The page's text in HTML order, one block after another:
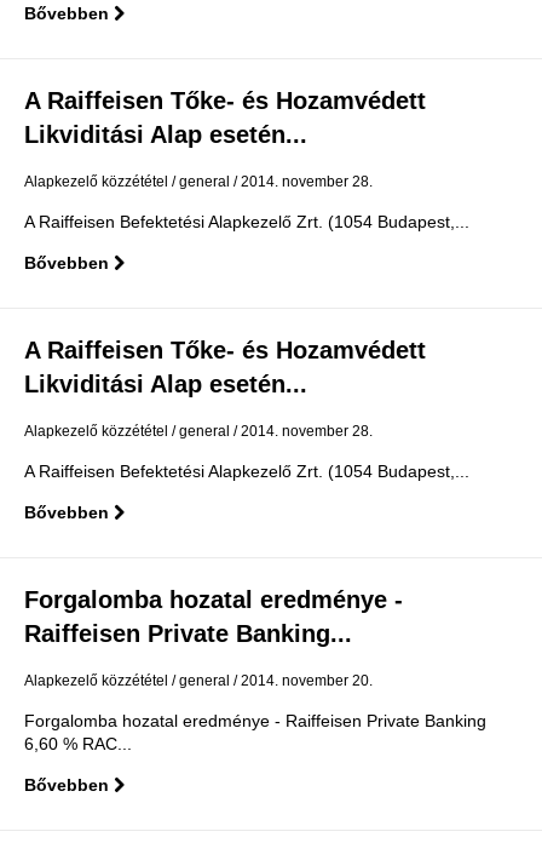
Bővebben
A Raiffeisen Tőke- és Hozamvédett
Likviditási Alap esetén...
Alapkezelő közzététel general 2014. november 28.
A Raiffeisen Befektetési Alapkezelő Zrt. (1054 Budapest,...
Bővebben
A Raiffeisen Tőke- és Hozamvédett
Likviditási Alap esetén...
Alapkezelő közzététel general 2014. november 28.
A Raiffeisen Befektetési Alapkezelő Zrt. (1054 Budapest,...
Bővebben
Forgalomba hozatal eredménye -
Raiffeisen Private Banking...
Alapkezelő közzététel general 2014. november 20.
Forgalomba hozatal eredménye - Raiffeisen Private Banking
6,60 % RAC...
Bővebben